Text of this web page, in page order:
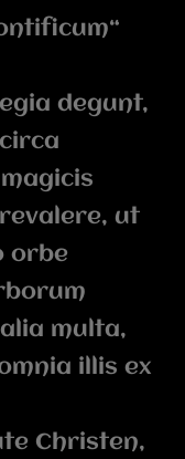
degunt,
ut
orbe
multa,
illis ex
Christen,